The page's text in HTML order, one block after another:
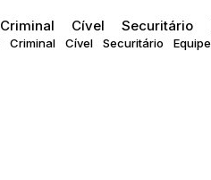
Criminal Cível Securitário
Criminal Cível Securitário Equipe